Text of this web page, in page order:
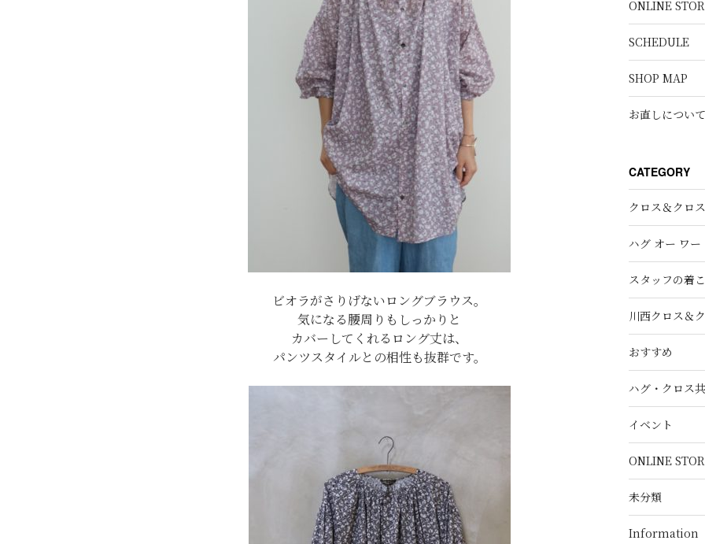
ビオラがさりげないロングブラウス。
気になる腰周りもしっかりと
カバーしてくれるロング丈は、
パンツスタイルとの相性も抜群です。
ONLINE
SCHEDULE
SHOP MAP
お直しについて
CATEGORY
クロス＆クロス
ハグ オー ワー
スタッフの着
川西クロス＆
おすすめ
ハグ・クロス
イベント
ONLINE
未分類
Information